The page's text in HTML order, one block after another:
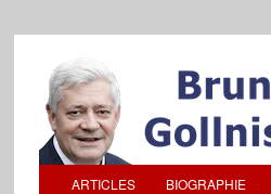
ARTICLES BIOGRAPHIE